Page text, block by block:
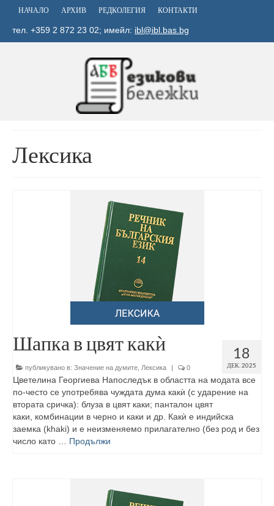
НАЧАЛО АРХИВ РЕДКОЛЕГИЯ КОНТАКТИ
тел. +359 2 872 23 02; имейл: ibl@ibl.bas.bg
Лексика
18
ДЕК. 2025
Шапка в цвят какѝ
публикувано в: Значение на думите Лексика | 0
Цветелина Георгиева Напоследък в областта на модата все
по-често се употребява чуждата дума какѝ (с ударение на
втората сричка): блуза в цвят каки; панталон цвят
каки, комбинации в черно и каки и др. Какѝ е индийска
заемка (khaki) и е неизменяемо прилагателно (без род и без
число като … Продължи